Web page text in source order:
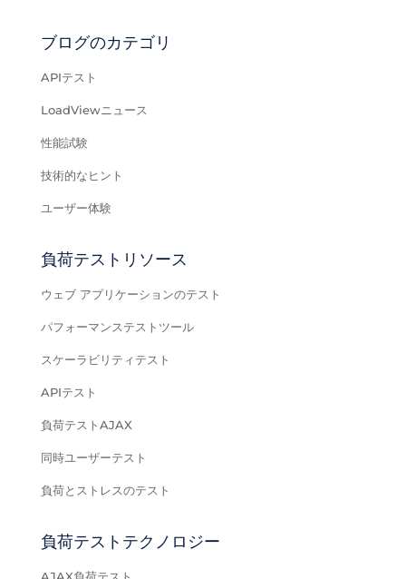
ブログのカテゴリ
APIテスト
LoadViewニュース
性能試験
技術的なヒント
ユーザー体験
負荷テストリソース
ウェブ アプリケーションのテスト
パフォーマンステストツール
スケーラビリティテスト
APIテスト
負荷テストAJAX
同時ユーザーテスト
負荷とストレスのテスト
負荷テストテクノロジー